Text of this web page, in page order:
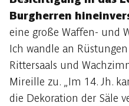
Burgherren
eine große Waffen- und
Ich wandle an
Rittersaals und
Mireille zu. „Im 14. Jh.
die Dekoration der Säle